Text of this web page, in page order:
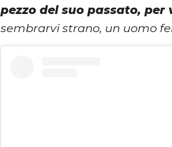
pezzo del suo passato, per
sembrarvi strano, un uomo